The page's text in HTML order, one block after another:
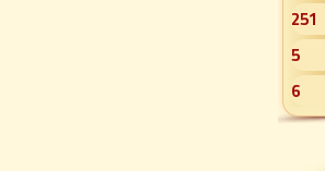
251
5
6